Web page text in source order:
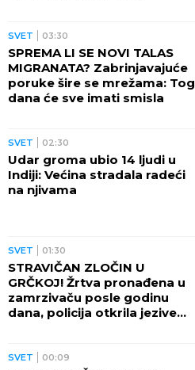
SVET 03:30
SPREMA LI SE NOVI TALAS
MIGRANATA? Zabrinjavajuće
poruke šire se mrežama: Tog
dana će sve imati smisla
SVET 02:30
Udar groma ubio 14 ljudi u
Indiji: Većina stradala radeći
na njivama
SVET 01:30
STRAVIČAN ZLOČIN U
GRČKOJ! Žrtva pronađena u
zamrzivaču posle godinu
dana, policija otkrila jezive
SVET 00:09